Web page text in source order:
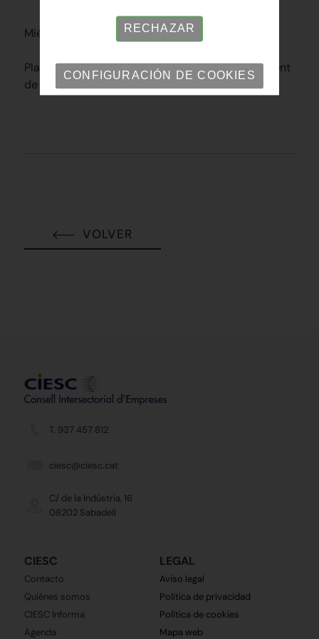
Miércoles 1 de julio de 9h a 11h
Plazas limitadas - Lugar: Plaza Miquel Crusafont
de Sabadell INSCRÍBETE
VOLVER
T. 937 457 812
ciesc@ciesc.cat
C/ de la Indústria, 16
08202 Sabadell
CIESC
Contacto
Quiénes somos
CIESC Informa
Agenda
LEGAL
Aviso legal
Política de privacidad
Política de cookies
Mapa web
RECHAZAR
CONFIGURACIÓN DE COOKIES